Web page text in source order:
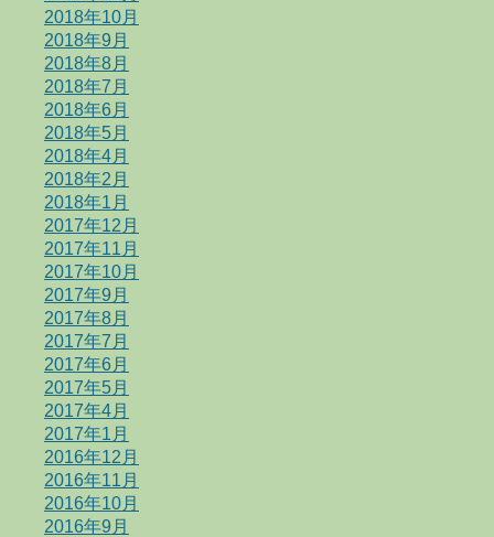
2018年10月
2018年9月
2018年8月
2018年7月
2018年6月
2018年5月
2018年4月
2018年2月
2018年1月
2017年12月
2017年11月
2017年10月
2017年9月
2017年8月
2017年7月
2017年6月
2017年5月
2017年4月
2017年1月
2016年12月
2016年11月
2016年10月
2016年9月